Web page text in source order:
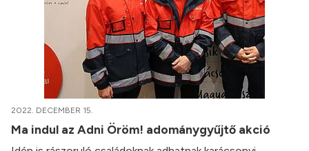
2022. DECEMBER 15.
Ma indul az Adni Öröm! adománygyűjtő akció